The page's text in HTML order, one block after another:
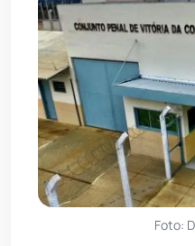
Foto: